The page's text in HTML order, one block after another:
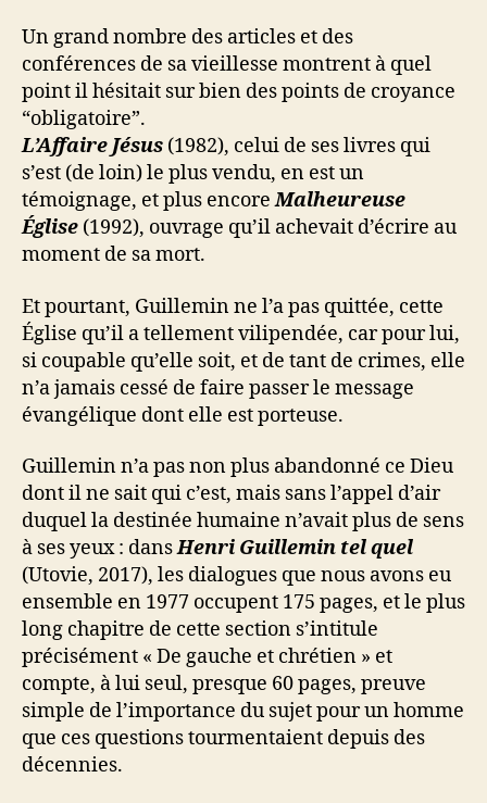
Un grand nombre des articles et des
conférences de sa vieillesse montrent à quel
point il hésitait sur bien des points de croyance
“obligatoire”.
L’Affaire Jésus (1982), celui de ses livres qui
s’est (de loin) le plus vendu, en est un
témoignage, et plus encoreMalheureuse
Église (1992), ouvrage qu’il achevait d’écrire au
moment de sa mort.
Et pourtant, Guillemin ne l’a pas quittée, cette
Église qu’il a tellement vilipendée, car pour lui,
si coupable qu’elle soit, et de tant de crimes, elle
n’a jamais cessé de faire passer le message
évangélique dont elle est porteuse.
Guillemin n’a pas non plus abandonné ce Dieu
dont il ne sait qui c’est, mais sans l’appel d’air
duquel la destinée humaine n’avait plus de sens
à ses yeux : dansHenri Guillemin tel quel
(Utovie, 2017), les dialogues que nous avons eu
ensemble en 1977 occupent 175 pages, et le plus
long chapitre de cette section s’intitule
précisément « De gauche et chrétien » et
compte, à lui seul, presque 60 pages, preuve
simple de l’importance du sujet pour un homme
que ces questions tourmentaient depuis des
décennies.